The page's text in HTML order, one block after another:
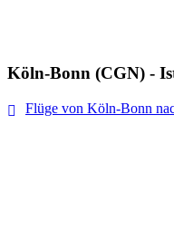
Köln-Bonn (CGN) -
Flüge von Köln-Bonn